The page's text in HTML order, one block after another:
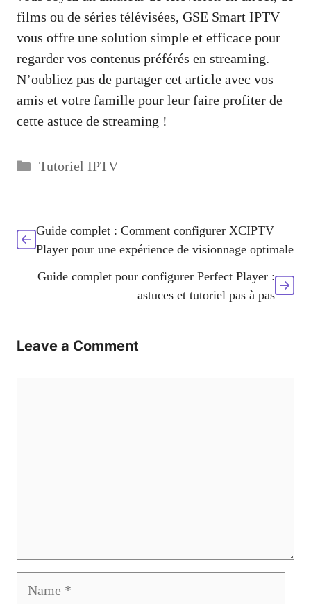
films ou de séries télévisées, GSE Smart IPTV
vous offre une solution simple et efficace pour
regarder vos contenus préférés en streaming.
N’oubliez pas de partager cet article avec vos
amis et votre famille pour leur faire profiter de
cette astuce de streaming !
Categories
Tutoriel IPTV
Guide complet : Comment configurer XCIPTV
Player pour une expérience de visionnage optimale
Guide complet pour configurer Perfect Player :
astuces et tutoriel pas à pas
Leave a Comment